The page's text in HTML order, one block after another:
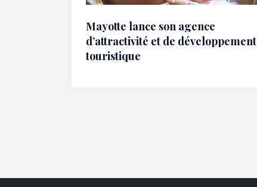
Mayotte lance son agence
d’attractivité et de développement
touristique